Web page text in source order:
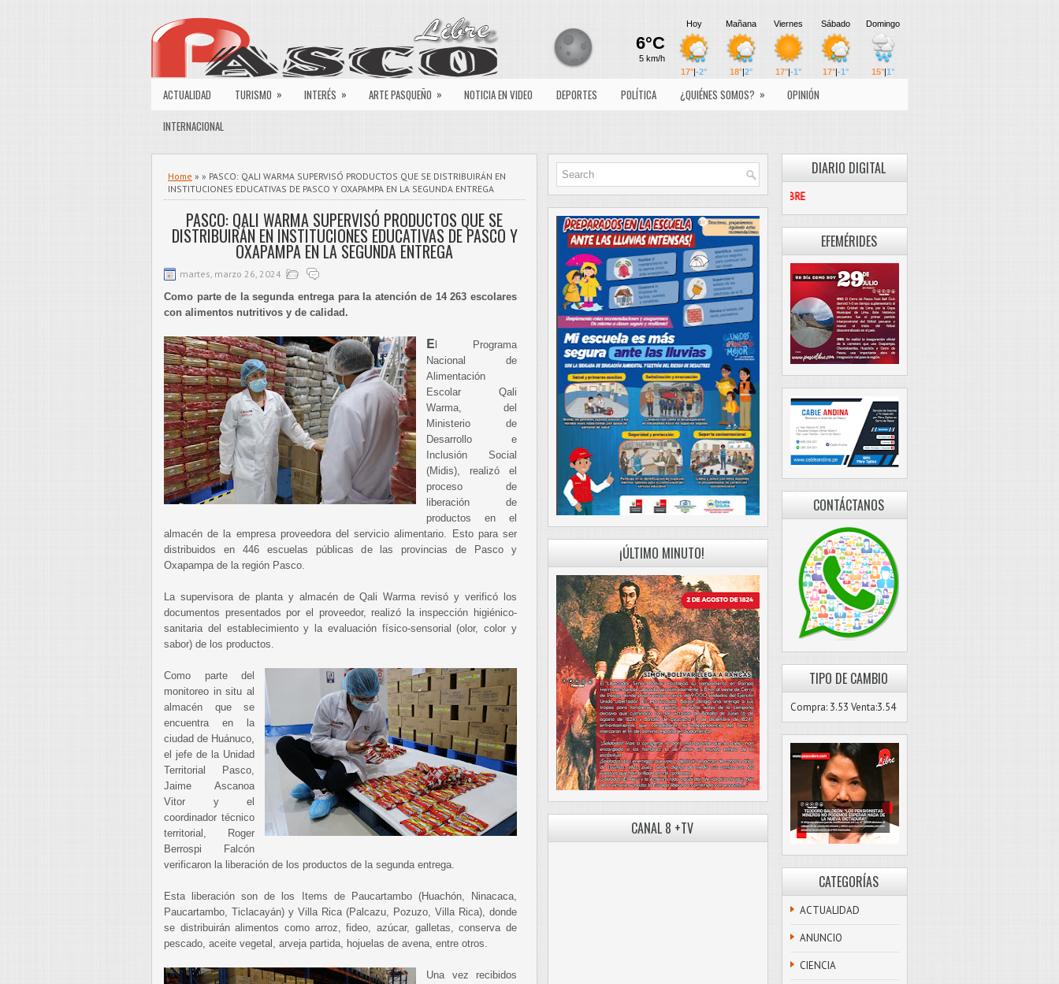
ACTUALIDAD TURISMO » INTERÉS » ARTE PASQUEÑO » NOTICIA EN VIDEO DEPORTES POLÍTICA ¿QUIÉNES SOMOS? »
OPINIÓN
INTERNACIONAL
Home » » PASCO: QALI WARMA SUPERVISÓ PRODUCTOS QUE SE DISTRIBUIRÁN EN
INSTITUCIONES EDUCATIVAS DE PASCO Y OXAPAMPA EN LA SEGUNDA ENTREGA
PASCO: QALI WARMA SUPERVISÓ PRODUCTOS QUE SE
DISTRIBUIRÁN EN INSTITUCIONES EDUCATIVAS DE PASCO Y
OXAPAMPA EN LA SEGUNDA ENTREGA
martes, marzo 26, 2024
Como parte de la segunda entrega para la atención de 14 263 escolares
con alimentos nutritivos y de calidad.
E l Programa
Nacional de
Alimentación
Escolar Qali
Warma, del
Ministerio de
Desarrollo e
Inclusión Social
(Midis), realizó el
proceso de
liberación de
productos en el
almacén de la empresa proveedora del servicio alimentario. Esto para ser
distribuidos en 446 escuelas públicas de las provincias de Pasco y
Oxapampa de la región Pasco.
La supervisora de planta y almacén de Qali Warma revisó y verificó los
documentos presentados por el proveedor, realizó la inspección higiénico-
sanitaria del establecimiento y la evaluación físico-sensorial (olor, color y
sabor) de los productos.
Como parte del
monitoreo in situ al
almacén que se
encuentra en la
ciudad de Huánuco,
el jefe de la Unidad
Territorial Pasco,
Jaime Ascanoa
Vitor y el
coordinador técnico
territorial, Roger
Berrospi Falcón
verificaron la liberación de los productos de la segunda entrega.
Esta liberación son de los Items de Paucartambo (Huachón, Ninacaca,
Paucartambo, Ticlacayán) y Villa Rica (Palcazu, Pozuzo, Villa Rica), donde
se distribuirán alimentos como arroz, fideo, azúcar, galletas, conserva de
pescado, aceite vegetal, arveja partida, hojuelas de avena, entre otros.
Una vez recibidos
¡ÚLTIMO MINUTO!
CANAL 8 +TV
DIARIO DIGITAL
EFEMÉRIDES
CONTÁCTANOS
TIPO DE CAMBIO
Compra: 3.53 Venta:3.54
CATEGORÍAS
ACTUALIDAD
ANUNCIO
CIENCIA